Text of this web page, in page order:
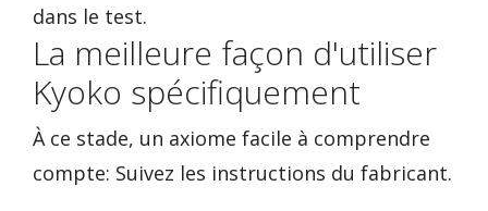
dans le test.
La meilleure façon d'utiliser
Kyoko spécifiquement
À ce stade, un axiome facile à comprendre
compte: Suivez les instructions du fabricant.